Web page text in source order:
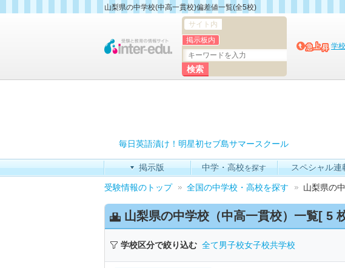
山梨県の中学校(中高一貫校)偏差値一覧(全5校)
サイト内
掲示板内
学
毎日英語漬け！明星初セブ島サマースクール
掲示版 中学・高校を探す スペシャル連
受験情報のトップ 全国の中学校・高校を探す 山梨県の
山梨県の中学校（中高一貫校）一覧[ 5
学校区分で絞り込む 全て男子校女子校共学校